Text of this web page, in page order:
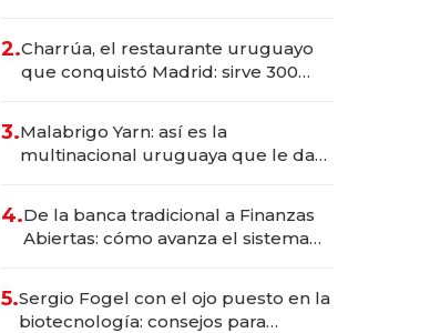
millones
2.Charrúa, el restaurante uruguayo
que conquistó Madrid: sirve 300
prepara apertura
3.Malabrigo Yarn: así es la
multinacional uruguaya que le da
4.De la banca tradicional a Finanzas
Abiertas: cómo avanza el sistema
5.Sergio Fogel con el ojo puesto en la
biotecnología: consejos para